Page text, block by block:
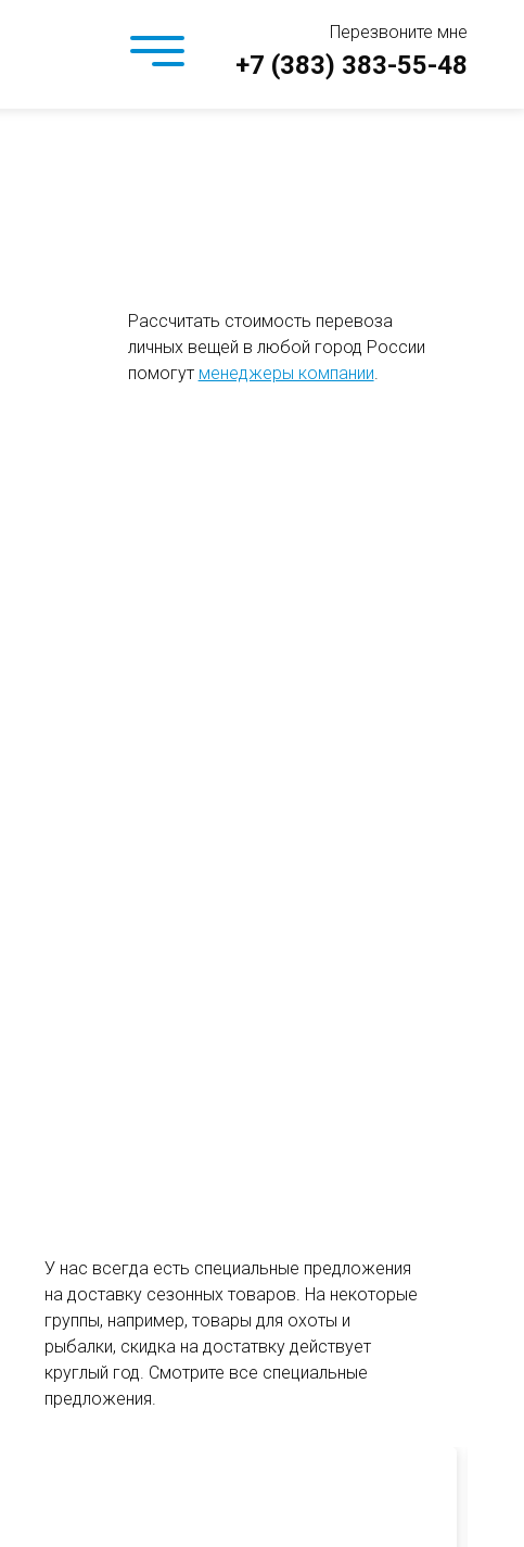
Перезвоните мне
+7 (383) 383-55-48
Рассчитать стоимость перевоза
личных вещей в любой город России
помогут менеджеры компании.
У нас всегда есть специальные предложения
на доставку сезонных товаров. На некоторые
группы, например, товары для охоты и
рыбалки, скидка на достатвку действует
круглый год. Смотрите все специальные
предложения.